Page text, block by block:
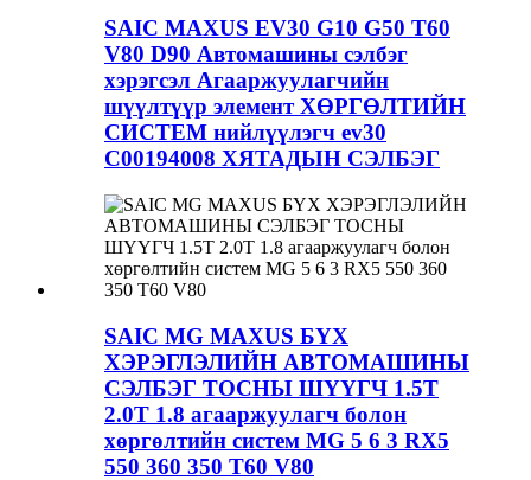
SAIC MAXUS EV30 G10 G50 T60
V80 D90 Автомашины сэлбэг
хэрэгсэл Агааржуулагчийн
шүүлтүүр элемент ХӨРГӨЛТИЙН
СИСТЕМ нийлүүлэгч ev30
C00194008 ХЯТАДЫН СЭЛБЭГ
SAIC MG MAXUS БҮХ
ХЭРЭГЛЭЛИЙН АВТОМАШИНЫ
СЭЛБЭГ ТОСНЫ ШҮҮГЧ 1.5T
2.0T 1.8 агааржуулагч болон
хөргөлтийн систем MG 5 6 3 RX5
550 360 350 T60 V80